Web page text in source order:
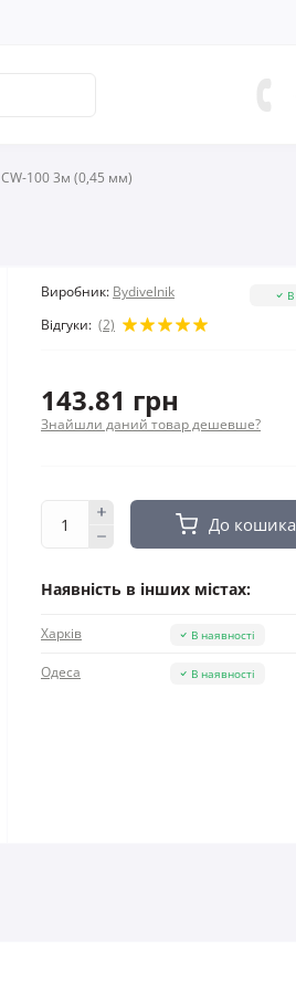
100 3м (0,45 мм)
Виробник: Bydivelnik
Відгуки: (2)
143.81 грн
Знайшли даний товар дешевше?
До кошика
Наявність в інших містах:
Харків В наявності
Одеса В наявності